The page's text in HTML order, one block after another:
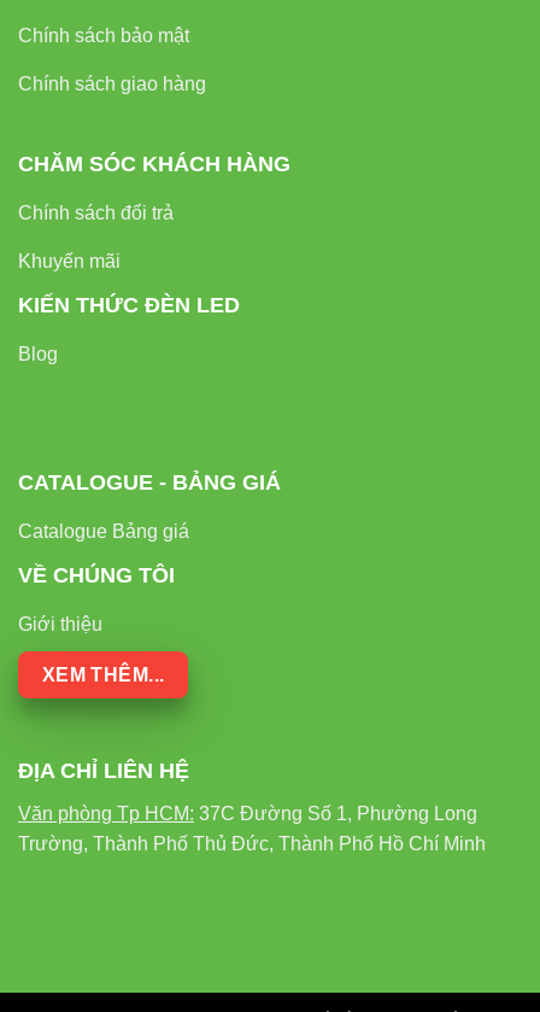
Chính sách bảo mật
Chính sách giao hàng
CHĂM SÓC KHÁCH HÀNG
Chính sách đổi trả
Khuyến mãi
KIẾN THỨC ĐÈN LED
Blog
CATALOGUE - BẢNG GIÁ
Catalogue Bảng giá
VỀ CHÚNG TÔI
Giới thiệu
XEM THÊM...
ĐỊA CHỈ LIÊN HỆ
Văn phòng Tp HCM: 37C Đường Số 1, Phường Long
Trường, Thành Phố Thủ Đức, Thành Phố Hồ Chí Minh